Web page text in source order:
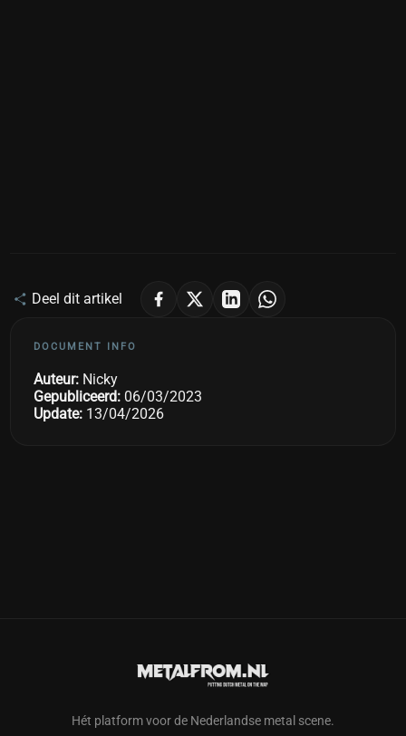
Deel dit artikel
DOCUMENT INFO
Auteur: Nicky
Gepubliceerd: 06/03/2023
Update: 13/04/2026
Hét platform voor de Nederlandse metal scene.